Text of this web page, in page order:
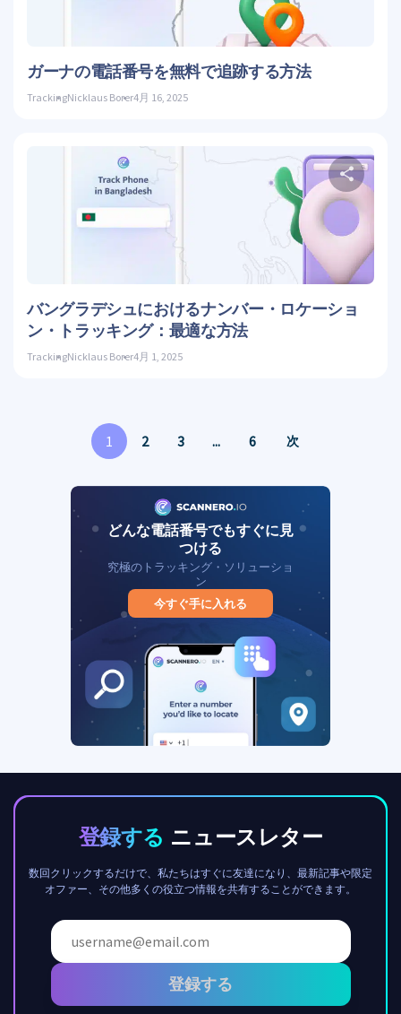
ガーナの電話番号を無料で追跡する方法
TrackingNicklaus Borer4月 16, 2025
ツイッ
バングラデシュにおけるナンバー・ロケーショ
ン・トラッキング：最適な方法
TrackingNicklaus Borer4月 1, 2025
1 2 3 ... 6 次
どんな電話番号でもすぐに見
つける
究極のトラッキング・ソリューショ
ン
今すぐ手に入れる
登録する ニュースレター
数回クリックするだけで、私たちはすぐに友達になり、最新記事や限定
オファー、その他多くの役立つ情報を共有することができます。
登録する